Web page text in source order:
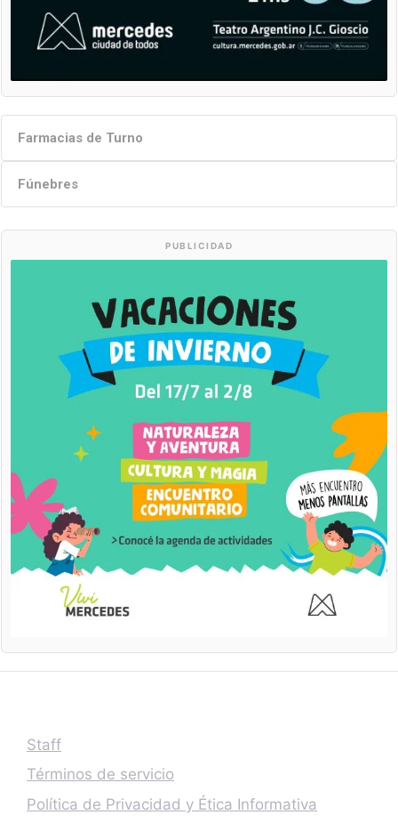
Farmacias de Turno
Fúnebres
PUBLICIDAD
Staff
Términos de servicio
Política de Privacidad y Ética Informativa